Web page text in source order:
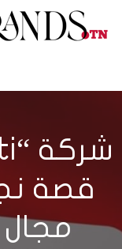
قصة
مجال